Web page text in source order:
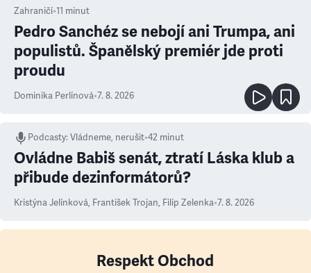
Zahraničí•11 minut
Pedro Sanchéz se nebojí ani Trumpa, ani
populistů. Španělský premiér jde proti
proudu
Dominika Perlínová•7. 8. 2026
Podcasty:Vládneme, nerušit•42 minut
Ovládne Babiš senát, ztratí Láska klub a
přibude dezinformátorů?
Kristýna Jelínková, František Trojan, Filip Zelenka•7. 8. 2026
Respekt Obchod